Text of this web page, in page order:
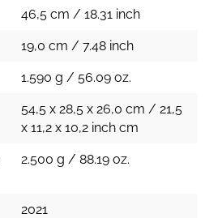
46,5 cm / 18.31 inch
19,0 cm / 7.48 inch
1.590 g / 56.09 oz.
54,5 x 28,5 x 26,0 cm / 21,5
x 11,2 x 10,2 inch cm
2.500 g / 88.19 oz.
2021